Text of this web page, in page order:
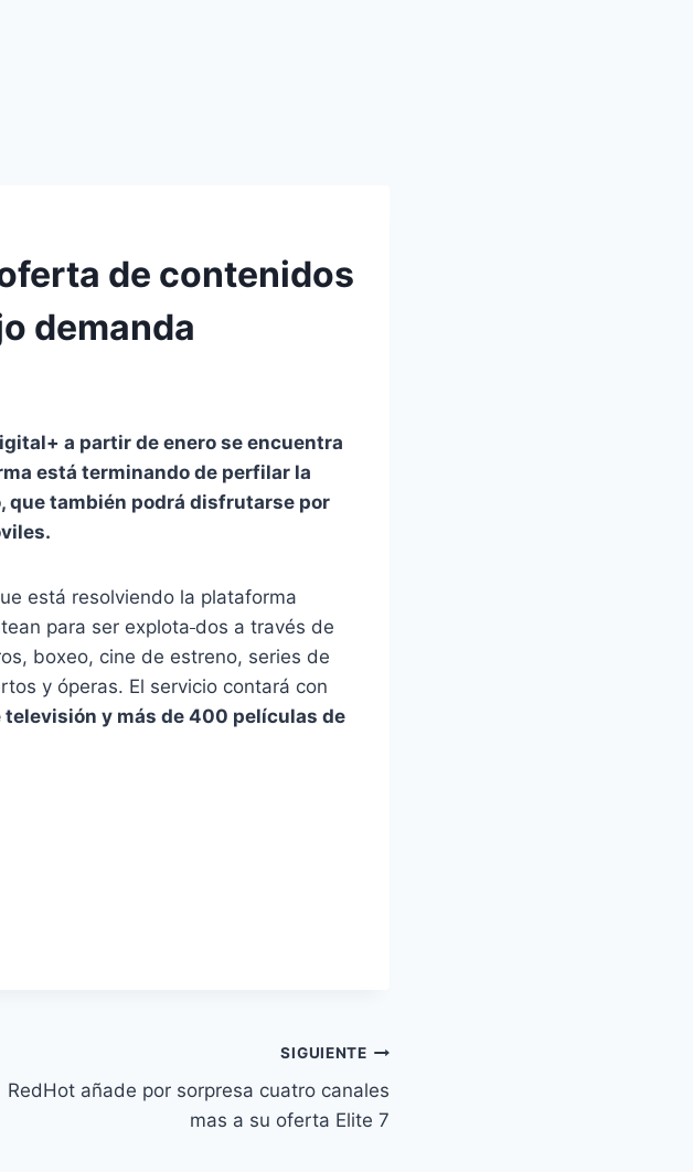
de contenidos
demanda
a partir de enero se encuentra
está terminando de perfilar la
que también podrá disfrutarse por
s.
está resolviendo la plataforma
para ser explota dos a través de
boxeo, cine de estreno, series de
y óperas. El servicio contará con
televisión y más de 400 películas de
SIGUIENTE
RedHot añade por sorpresa cuatro canales
mas a su oferta Elite 7